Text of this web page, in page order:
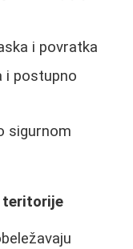
i povratka
i postupno
sigurnom
teritorije